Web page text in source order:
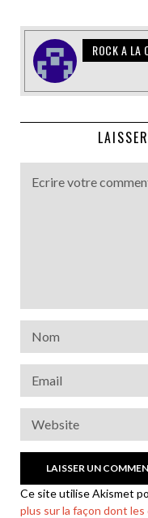
ROCK A LA
Ce site utilise Akismet
plus sur la façon dont